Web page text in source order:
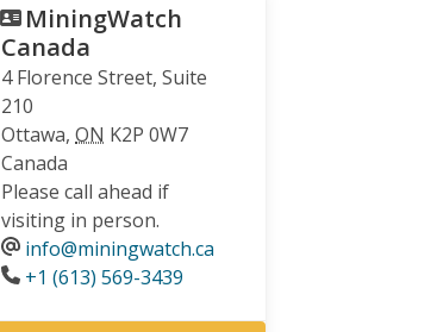
MiningWatch
Canada
4 Florence Street, Suite
210
Ottawa, ON K2P 0W7
Canada
Please call ahead if
visiting in person.
info@miningwatch.ca
Phone
+1 (613) 569-3439